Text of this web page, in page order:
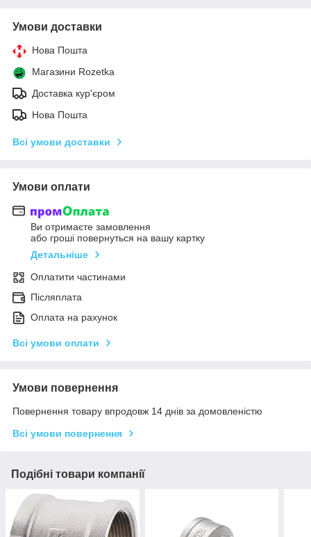
Умови доставки
Нова Пошта
Магазини Rozetka
Доставка кур'єром
Нова Пошта
Всі умови доставки
Умови оплати
Ви отримаєте замовлення
або гроші повернуться на вашу картку
Детальніше
Оплатити частинами
Післяплата
Оплата на рахунок
Всі умови оплати
Умови повернення
Повернення товару впродовж 14 днів за домовленістю
Всі умови повернення
Подібні товари компанії